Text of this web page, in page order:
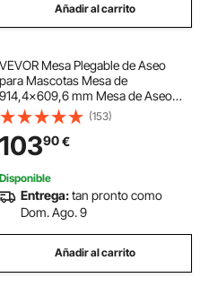
Añadir al carrito
VEVOR Mesa Plegable de Aseo
para Mascotas Mesa de
914,4x609,6 mm Mesa de Aseo
para Perros Capacidad de Carga de
149,7 kg Mesa de Peluquería para
Perros de Acero Inoxidable con 1
Pinza 2 Cuerdas 1 Asa
(153)
10390€
Disponible
Entrega:tan pronto como
Dom. Ago. 9
Añadir al carrito